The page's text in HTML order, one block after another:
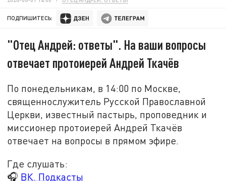
ПОДПИШИТЕСЬ:
"Отец Андрей: ответы". На ваши вопросы
отвечает протоиерей Андрей Ткачёв
По понедельникам, в 14:00 по Москве,
священнослужитель Русской Православной
Церкви, известный пастырь, проповедник и
миссионер протоиерей Андрей Ткачёв
отвечает на вопросы в прямом эфире.
Где слушать:
🎧 ВК. Подкасты